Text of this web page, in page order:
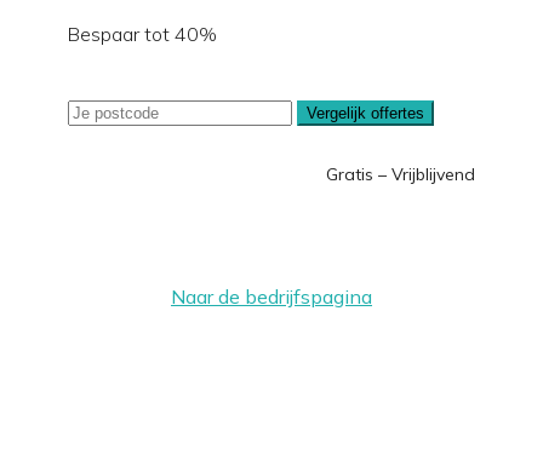
Bespaar tot 40%
Vergelijk offertes
Gratis – Vrijblijvend
Naar de bedrijfspagina